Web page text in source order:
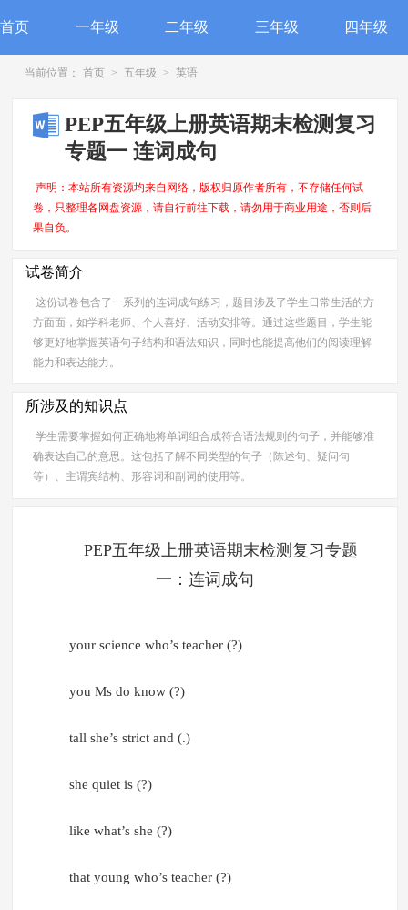
首页 一年级 二年级 三年级 四年级
当前位置： 首页 > 五年级 > 英语
PEP五年级上册英语期末检测复习
专题一 连词成句
声明：本站所有资源均来自网络，版权归原作者所有，不存储任何试
卷，只整理各网盘资源，请自行前往下载，请勿用于商业用途，否则后
果自负。
试卷简介
这份试卷包含了一系列的连词成句练习，题目涉及了学生日常生活的方
方面面，如学科老师、个人喜好、活动安排等。通过这些题目，学生能
够更好地掌握英语句子结构和语法知识，同时也能提高他们的阅读理解
能力和表达能力。
所涉及的知识点
学生需要掌握如何正确地将单词组合成符合语法规则的句子，并能够准
确表达自己的意思。这包括了解不同类型的句子（陈述句、疑问句
等）、主谓宾结构、形容词和副词的使用等。
PEP五年级上册英语期末检测复习专题
一：连词成句
your science who’s teacher (?)
you Ms do know (?)
tall she’s strict and (.)
she quiet is (?)
like what’s she (?)
that young who’s teacher (?)